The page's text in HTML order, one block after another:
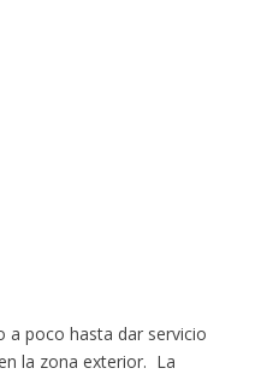
a poco hasta dar servicio
la zona exterior. La